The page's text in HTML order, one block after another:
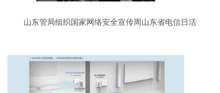
山东管局组织国家网络安全宣传周山东省电信日活